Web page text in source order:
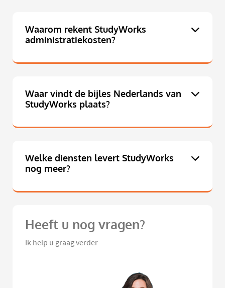
Waarom rekent StudyWorks
administratiekosten?
Waar vindt de bijles Nederlands van
StudyWorks plaats?
Welke diensten levert StudyWorks
nog meer?
Heeft u nog vragen?
Ik help u graag verder